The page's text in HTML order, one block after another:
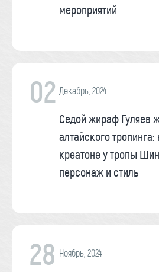
мероприятий
02 Декабрь, 2024
Седой жираф Гуляев
алтайского
креатоне у тропы
персонаж и стиль
28 Ноябрь, 2024